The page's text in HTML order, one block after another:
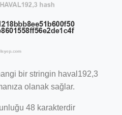
bir stringin haval192,3
olanak sağlar.
48 karakterdir